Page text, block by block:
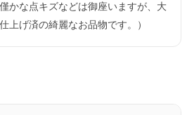
かな点キズなどは御座いますが、大
上げ済の綺麗なお品物です。）